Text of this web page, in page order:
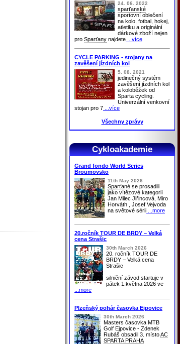
24. 06. 2022
sparťanské
sportovní oblečení
na kolo, fotbal, hokej,
atletiku a originální
dárkové zboží nejen
pro Sparťany najdete ...více
CYCLE PARKING - stojany na
zavěšení jízdních kol
5. 08. 2021
jedinečný systém
zavěšení jízdních kol
a koloběžek od
Sparta cycling.
Univerzální venkovní
stojan pro 7 ...více
Všechny zprávy
Cykloakademie
Grand fondo World Series
Broumovsko
11th May 2026
Sparťané se prosadili
jako vítězové kategorií
Jan Milec Jiřincová, Miro
Horváth , Josef Vejvoda
na světové sérii ...more
20.ročník TOUR DE BRDY – Velká
cena Strašic
30th March 2026
20. ročník TOUR DE
BRDY – Velká cena
Strašic
silniční závod startuje v
pátek 1.května 2026 ve
...more
Plzeňský pohár časovka Ejpovice
30th March 2026
Masters časovka MTB
Golf Ejpovice - Zdenek
Rubáš obsadil 3. místoAC
SPARTA PRAHA